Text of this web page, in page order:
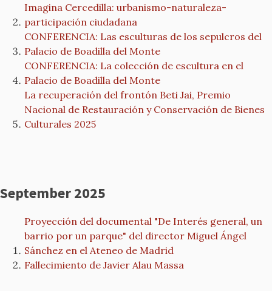
Imagina Cercedilla: urbanismo-naturaleza-
participación ciudadana
CONFERENCIA: Las esculturas de los sepulcros del
Palacio de Boadilla del Monte
CONFERENCIA: La colección de escultura en el
Palacio de Boadilla del Monte
La recuperación del frontón Beti Jai, Premio
Nacional de Restauración y Conservación de Bienes
Culturales 2025
September 2025
Proyección del documental "De Interés general, un
barrio por un parque" del director Miguel Ángel
Sánchez en el Ateneo de Madrid
Fallecimiento de Javier Alau Massa